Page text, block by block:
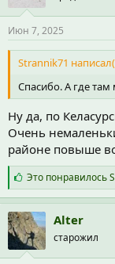
Июн 7, 2025
Strannik71
Спасибо. А где
Ну да, по
Очень
районе повыше
С
и
м
п
а
т
и
Это понравилось
Alter
старожил